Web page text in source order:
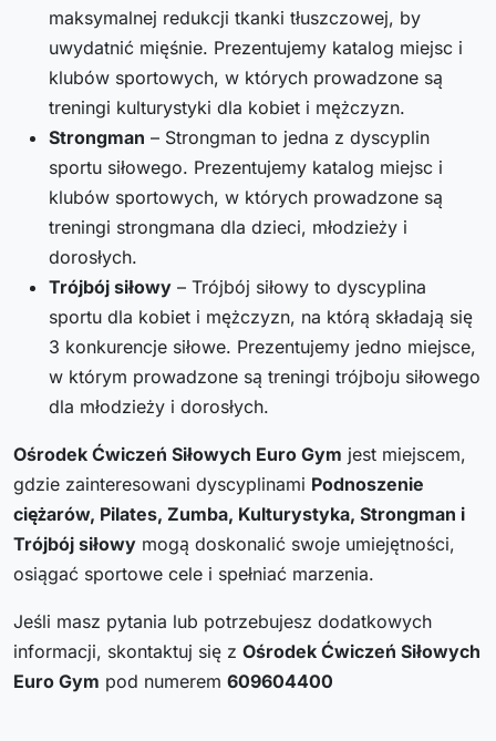
maksymalnej redukcji tkanki tłuszczowej, by
uwydatnić mięśnie. Prezentujemy katalog miejsc i
klubów sportowych, w których prowadzone są
treningi kulturystyki dla kobiet i mężczyzn.
Strongman – Strongman to jedna z dyscyplin
sportu siłowego. Prezentujemy katalog miejsc i
klubów sportowych, w których prowadzone są
treningi strongmana dla dzieci, młodzieży i
dorosłych.
Trójbój siłowy – Trójbój siłowy to dyscyplina
sportu dla kobiet i mężczyzn, na którą składają się
3 konkurencje siłowe. Prezentujemy jedno miejsce,
w którym prowadzone są treningi trójboju siłowego
dla młodzieży i dorosłych.
Ośrodek Ćwiczeń Siłowych Euro Gym jest miejscem,
gdzie zainteresowani dyscyplinami Podnoszenie
ciężarów, Pilates, Zumba, Kulturystyka, Strongman i
Trójbój siłowy mogą doskonalić swoje umiejętności,
osiągać sportowe cele i spełniać marzenia.
Jeśli masz pytania lub potrzebujesz dodatkowych
informacji, skontaktuj się z Ośrodek Ćwiczeń Siłowych
Euro Gym pod numerem 609604400